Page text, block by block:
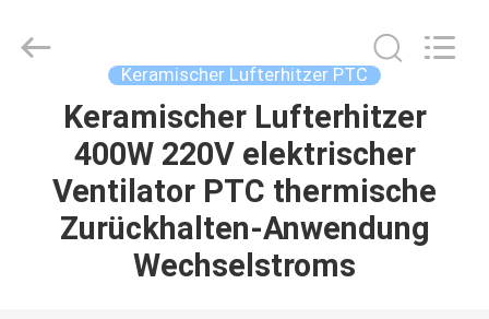
HEIM
PRODUKTE
Keramischer Lufterhitzer PTC
Keramischer Lufterhitzer
400W 220V elektrischer
Ventilator PTC thermische
Zurückhalten-Anwendung
Wechselstroms